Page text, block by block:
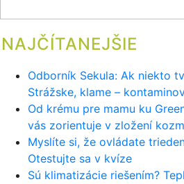
NAJČÍTANEJŠIE
Odborník Sekula: Ak niekto
Strážske, klame –
Od krému pre mamu ku
vás zorientuje v zložení
Myslíte si, že ovládate
Otestujte sa v kvíze
Sú klimatizácie riešením?